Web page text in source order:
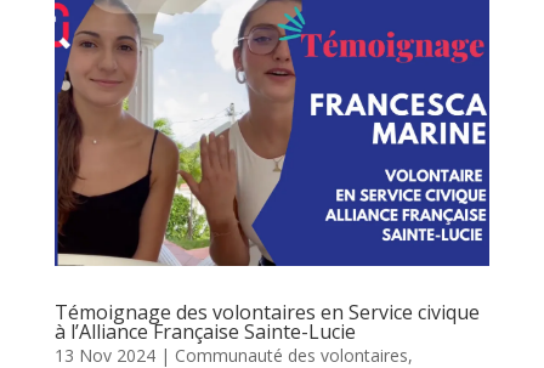
Témoignage des volontaires en Service civique
à l’Alliance Française Sainte-Lucie
13 Nov 2024| Communauté des volontaires,